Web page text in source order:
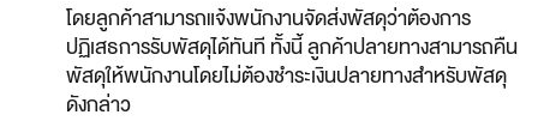
โดยลูกค้าสามารถแจ้งพนักงานจัดส่งพัสดุว่าต้องการ
ปฏิเสธการรับพัสดุได้ทันที ทั้งนี้ ลูกค้าปลายทางสามารถคืน
พัสดุให้พนักงานโดยไม่ต้องชำระเงินปลายทางสำหรับพัสดุ
ดังกล่าว